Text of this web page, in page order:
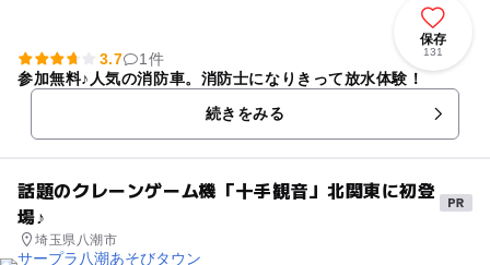
保存
131
3.7
1件
参加無料♪人気の消防車。消防士になりきって放水体験！
続きをみる
話題のクレーンゲーム機「十手観音」北関東に初登
場♪
埼玉県八潮市